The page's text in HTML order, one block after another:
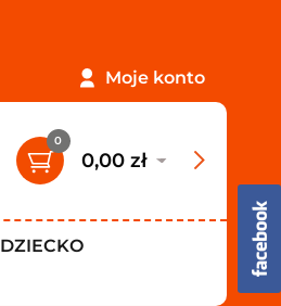
Moje konto
0
0,00 zł
DZIECKO